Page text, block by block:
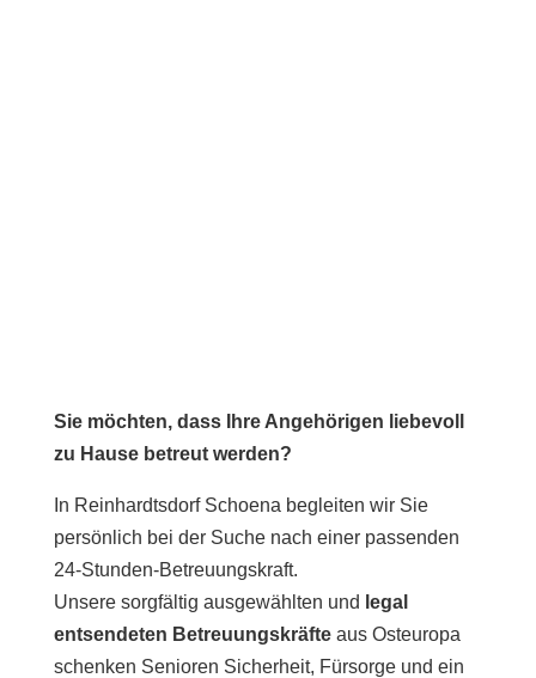
Sie möchten, dass Ihre Angehörigen liebevoll
zu Hause betreut werden?
In Reinhardtsdorf Schoena begleiten wir Sie
persönlich bei der Suche nach einer passenden
24-Stunden-Betreuungskraft.
Unsere sorgfältig ausgewählten und legal
entsendeten Betreuungskräfteaus Osteuropa
schenken Senioren Sicherheit, Fürsorge und ein